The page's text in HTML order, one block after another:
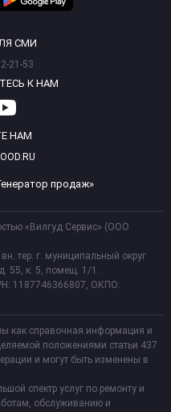
СМИ
21-53
К НАМ
НАМ
продаж»
«Вилгуд Сервис» (ООО
тер. г. муниципальный округ
55, к. 5, помещ. 1/1.
1187746366807, ОКПО:
как справочная информация и
положениями статьи 437
и могут быть изменены в
спектр услуг по ремонту и
обслуживанию и